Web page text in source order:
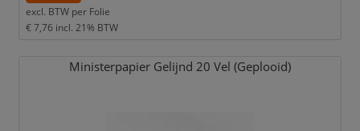
excl. BTW per Folie
€ 7,76 incl. 21% BTW
Ministerpapier Gelijnd 20 Vel (Geplooid)